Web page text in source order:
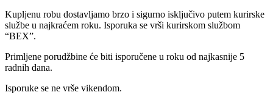
Kupljenu robu dostavljamo brzo i sigurno isključivo putem kurirske
službe u najkraćem roku. Isporuka se vrši kurirskom službom
“BEX”.
Primljene porudžbine će biti isporučene u roku od najkasnije 5
radnih dana.
Isporuke se ne vrše vikendom.